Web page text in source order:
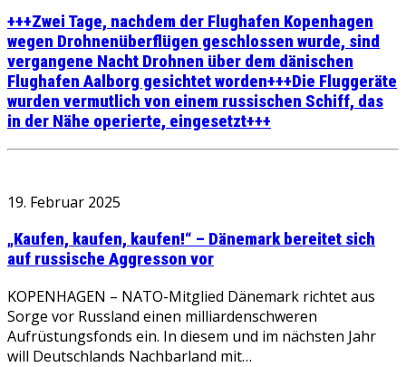
+++Zwei Tage, nachdem der Flughafen Kopenhagen
wegen Drohnenüberflügen geschlossen wurde, sind
vergangene Nacht Drohnen über dem dänischen
Flughafen Aalborg gesichtet worden+++Die Fluggeräte
wurden vermutlich von einem russischen Schiff, das
in der Nähe operierte, eingesetzt+++
19. Februar 2025
„Kaufen, kaufen, kaufen!“ – Dänemark bereitet sich
auf russische Aggresson vor
KOPENHAGEN – NATO-Mitglied Dänemark richtet aus
Sorge vor Russland einen milliardenschweren
Aufrüstungsfonds ein. In diesem und im nächsten Jahr
will Deutschlands Nachbarland mit…